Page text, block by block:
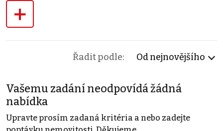
+
Řadit podle: Od nejnovějšího
Vašemu zadání neodpovídá žádná
nabídka
Upravte prosím zadaná kritéria a nebo zadejte